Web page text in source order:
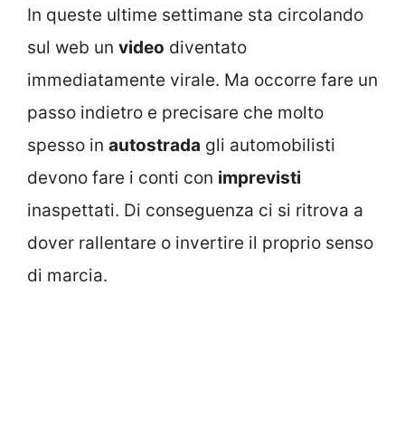
In queste ultime settimane sta circolando
sul web un video diventato
immediatamente virale. Ma occorre fare un
passo indietro e precisare che molto
spesso in autostrada gli automobilisti
devono fare i conti con imprevisti
inaspettati. Di conseguenza ci si ritrova a
dover rallentare o invertire il proprio senso
di marcia.